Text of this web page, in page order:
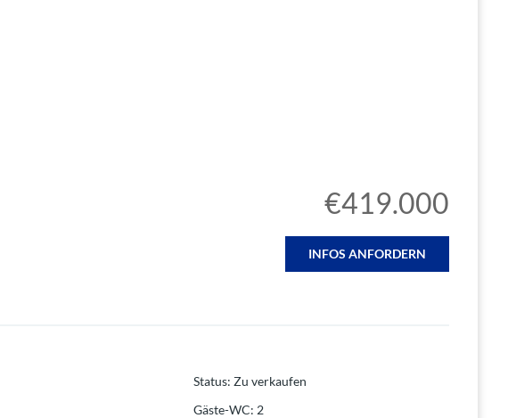
€419.000
INFOS ANFORDERN
Status: Zu verkaufen
Gäste-WC: 2